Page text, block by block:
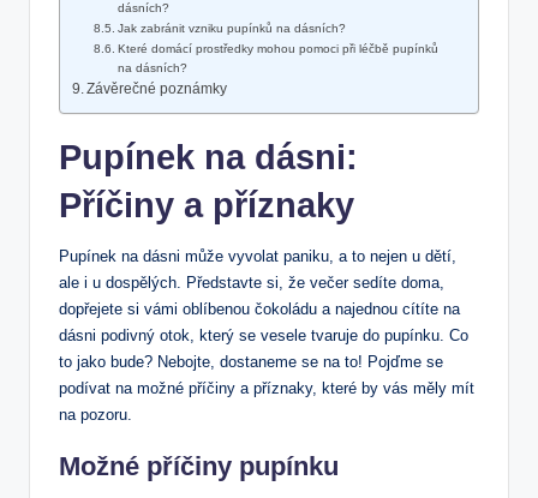
dásních?
Jak zabránit vzniku pupínků na dásních?
Které domácí prostředky mohou pomoci při léčbě pupínků
na dásních?
Závěrečné poznámky
Pupínek na dásni:
Příčiny a příznaky
Pupínek na dásni může vyvolat paniku, a to nejen u dětí,
ale i u dospělých. Představte si, že večer sedíte doma,
dopřejete si vámi oblíbenou čokoládu a najednou cítíte na
dásni podivný otok, který se vesele tvaruje do pupínku. Co
to jako bude? Nebojte, dostaneme se na to! Pojďme se
podívat na možné příčiny a příznaky, které by vás měly mít
na pozoru.
Možné příčiny pupínku